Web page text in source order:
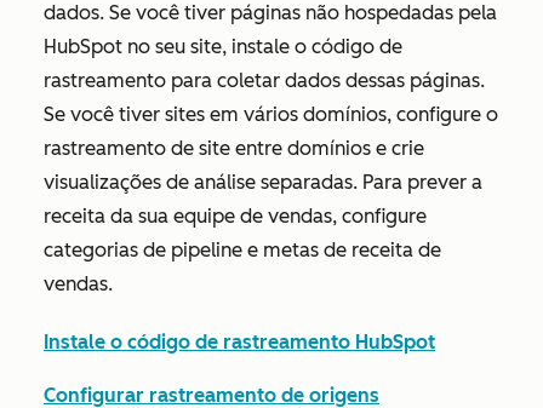
dados. Se você tiver páginas não hospedadas pela
HubSpot no seu site, instale o código de
rastreamento para coletar dados dessas páginas.
Se você tiver sites em vários domínios, configure o
rastreamento de site entre domínios e crie
visualizações de análise separadas. Para prever a
receita da sua equipe de vendas, configure
categorias de pipeline e metas de receita de
vendas.
Instale o código de rastreamento HubSpot
Configurar rastreamento de origens